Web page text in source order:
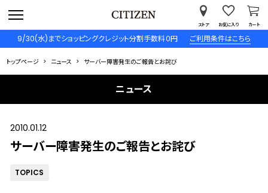
9/30(水)までショッピングクレジット分割手数料０円 ご利用条件はこちら
ストア お気に入り カート
トップページ ニュース サーバー障害発生のご報告とお詫び
ニュース
2010.01.12
サーバー障害発生のご報告とお詫び
TOPICS